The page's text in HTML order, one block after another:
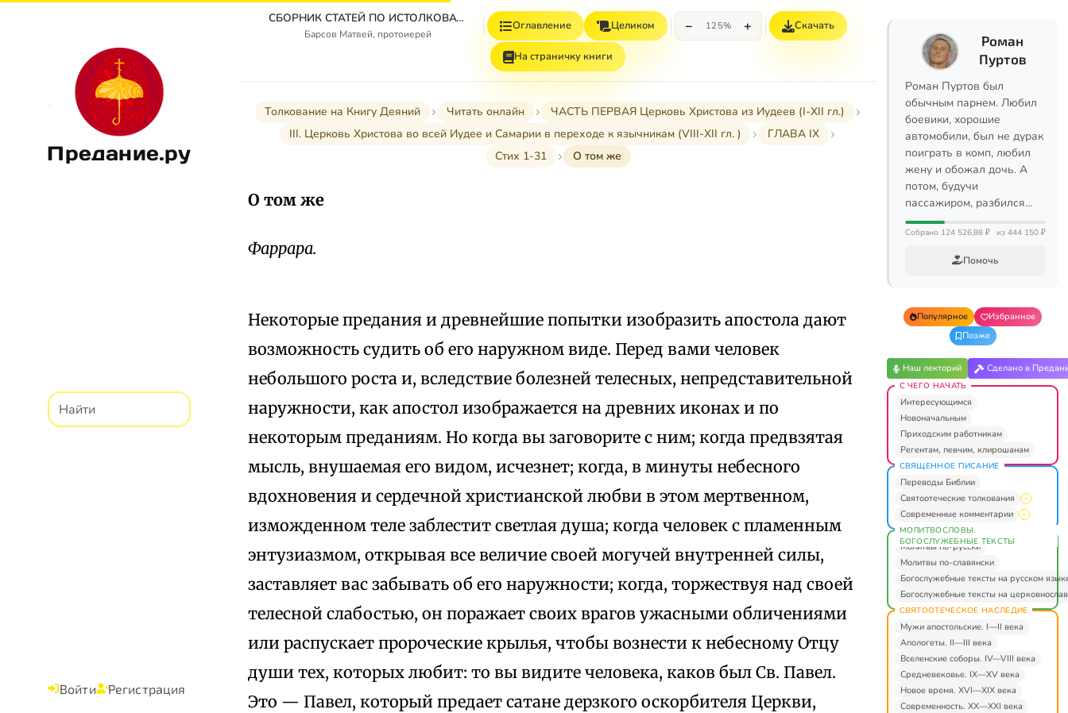
Предание.ру
Войти Регистрация
СБОРНИК СТАТЕЙ ПО ИСТОЛКОВАТЕЛЬНОМУ И НАЗИДАТЕЛЬНОМУ ЧТЕНИЮ ДЕЯНИЙ СВЯТЫХ АПОСТОЛОВ
Барсов Матвей, протоиерей
Оглавление Целиком − 125% + Скачать
На страничку книги
Толкование на Книгу Деяний Читать онлайн
ЧАСТЬ ПЕРВАЯ Церковь Христова из Иудеев (I-XII гл.)
III. Церковь Христова во всей Иудее и Самарии в переходе к язычникам (VIII-XII гл. )
ГЛАВА IX
Стих 1-31
О том же
О том же
Фаррара.
Некоторые предания и древнейшие попытки изобразить апостола дают
возможность судить об его наружном виде. Перед вами человек
небольшого роста и, вследствие болезней телесных, непредставительной
наружности, как апостол изображается на древних иконах и по
некоторым преданиям. Но когда вы заговорите с ним; когда предвзятая
мысль, внушаемая его видом, исчезнет; когда, в минуты небесного
вдохновения и сердечной христианской любви в этом мертвенном,
изможденном теле заблестит светлая душа; когда человек с пламенным
энтузиазмом, открывая все величие своей могучей внутренней силы,
заставляет вас забывать об его наружности; когда, торжествуя над своей
телесной слабостью, он поражает своих врагов ужасными обличениями
или распускает пророческие крылья, чтобы вознести к небесному Отцу
души тех, которых любит: то вы видите человека, каков был Св. Павел.
Это — Павел, который предает сатане дерзкого оскорбителя Церкви,
Роман
Пуртов
Роман Пуртов был
обычным парнем. Любил
боевики, хорошие
автомобили, был не дурак
поиграть в комп, любил
жену и обожал дочь. А
потом, будучи
пассажиром, разбился…
Собрано 124 526,88 ₽ из 444 150 ₽
Помочь
Популярное
Избранное
Позже
Наш лекторий Сделано в
С ЧЕГО НАЧАТЬ
Интересующимся
Новоначальным
Приходским работникам
Регентам, певчим, клирошанам
СВЯЩЕННОЕ ПИСАНИЕ
Переводы Библии
Святоотеческие толкования
Современные комментарии
МОЛИТВОСЛОВЫ.
БОГОСЛУЖЕБНЫЕ ТЕКСТЫ
Молитвы по-русски
Молитвы по-славянски
Богослужебные тексты на русском
Богослужебные тексты на
СВЯТООТЕЧЕСКОЕ НАСЛЕДИЕ
Мужи апостольские. I—II века
Апологеты. II—III века
Вселенские соборы. IV—VIII века
Средневековье. IX—XV века
Новое время. XVI—XIX века
Современность. XX—XXI века